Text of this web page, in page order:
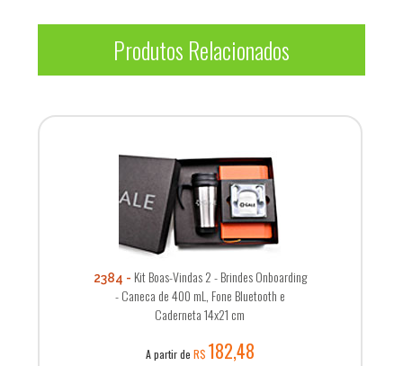
Produtos Relacionados
2384
Kit Boas-Vindas 2 - Brindes Onboarding
- Caneca de 400 mL, Fone Bluetooth e
Caderneta 14x21 cm
A partir de R$ 182,48